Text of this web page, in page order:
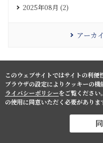
2025年08月 (2)
アーカ
このウェブサイトではサイトの利便
ブラウザの設定によりクッキーの機
ライバシーポリシーをご覧ください
の使用に同意いただく必要がありま